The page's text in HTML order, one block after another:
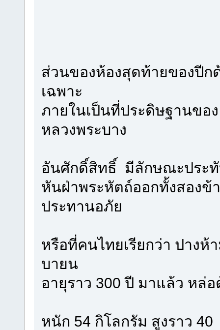
ส่วนของห้องสุดท้ายของปีก
เฉพาะ
ภายในเป็นที่ประดิษฐานของ
หลวงพระบาง
อันศักดิ์สิทธิ์ มีลักษณะประ
หันฝ่าพระหัตถ์ออกทั้งสองข้า
ประทานอภัย
หรือที่คนไทยเรียกว่า ปางห้
บายน
อายุราว 300 ปี มาแล้ว หล่
หนัก 54 กิโลกรัม สูงราว 40